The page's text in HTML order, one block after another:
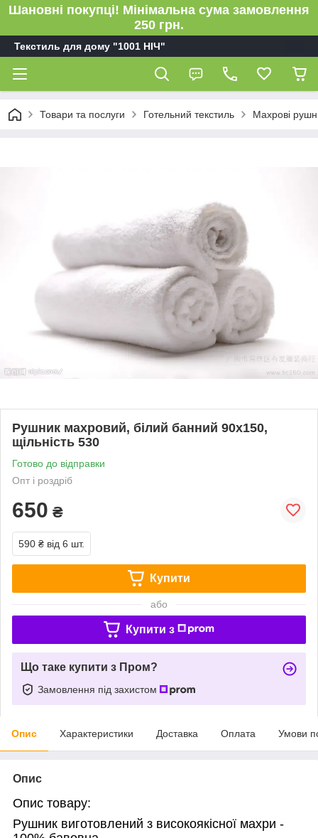
Шановні покупці! Мінімальна сума замовлення
250 грн.
Текстиль для дому "1001 НІЧ"
Товари та послуги Готельний текстиль Махрові
Рушник махровий, білий банний 90х150,
щільність 530
Готово до відправки
Опт і роздріб
650 ₴
590 ₴ від 6 шт.
Купити
або
Купити з
Що таке купити з Пром?
Замовлення під захистом
Опис Характеристики Доставка Оплата Умови
Опис
Опис товару:
Рушник виготовлений з високоякісної махри -